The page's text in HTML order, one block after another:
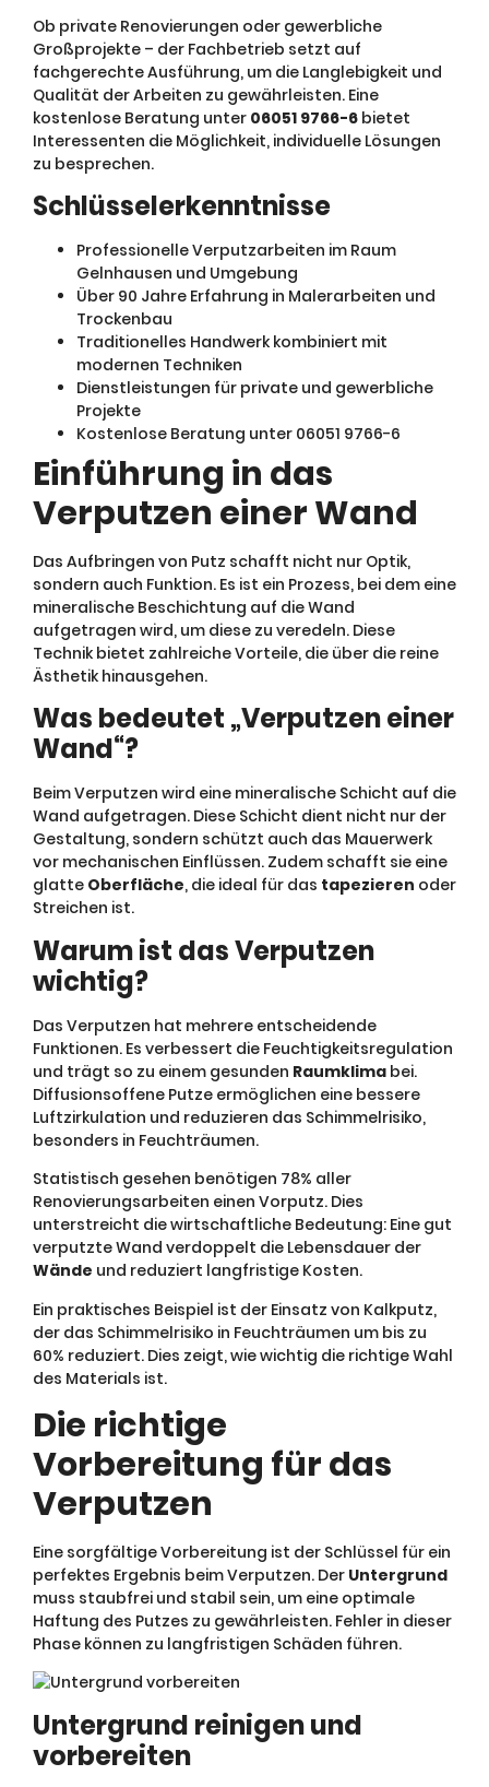
Ob private Renovierungen oder gewerbliche
Großprojekte – der Fachbetrieb setzt auf
fachgerechte Ausführung, um die Langlebigkeit und
Qualität der Arbeiten zu gewährleisten. Eine
kostenlose Beratung unter 06051 9766-6 bietet
Interessenten die Möglichkeit, individuelle Lösungen
zu besprechen.
Schlüsselerkenntnisse
Professionelle Verputzarbeiten im Raum
Gelnhausen und Umgebung
Über 90 Jahre Erfahrung in Malerarbeiten und
Trockenbau
Traditionelles Handwerk kombiniert mit
modernen Techniken
Dienstleistungen für private und gewerbliche
Projekte
Kostenlose Beratung unter 06051 9766-6
Einführung in das
Verputzen einer Wand
Das Aufbringen von Putz schafft nicht nur Optik,
sondern auch Funktion. Es ist ein Prozess, bei dem eine
mineralische Beschichtung auf die Wand
aufgetragen wird, um diese zu veredeln. Diese
Technik bietet zahlreiche Vorteile, die über die reine
Ästhetik hinausgehen.
Was bedeutet „Verputzen einer
Wand“?
Beim Verputzen wird eine mineralische Schicht auf die
Wand aufgetragen. Diese Schicht dient nicht nur der
Gestaltung, sondern schützt auch das Mauerwerk
vor mechanischen Einflüssen. Zudem schafft sie eine
glatte Oberfläche, die ideal für das tapezieren oder
Streichen ist.
Warum ist das Verputzen
wichtig?
Das Verputzen hat mehrere entscheidende
Funktionen. Es verbessert die Feuchtigkeitsregulation
und trägt so zu einem gesunden Raumklima bei.
Diffusionsoffene Putze ermöglichen eine bessere
Luftzirkulation und reduzieren das Schimmelrisiko,
besonders in Feuchträumen.
Statistisch gesehen benötigen 78% aller
Renovierungsarbeiten einen Vorputz. Dies
unterstreicht die wirtschaftliche Bedeutung: Eine gut
verputzte Wand verdoppelt die Lebensdauer der
Wände und reduziert langfristige Kosten.
Ein praktisches Beispiel ist der Einsatz von Kalkputz,
der das Schimmelrisiko in Feuchträumen um bis zu
60% reduziert. Dies zeigt, wie wichtig die richtige Wahl
des Materials ist.
Die richtige
Vorbereitung für das
Verputzen
Eine sorgfältige Vorbereitung ist der Schlüssel für ein
perfektes Ergebnis beim Verputzen. Der Untergrund
muss staubfrei und stabil sein, um eine optimale
Haftung des Putzes zu gewährleisten. Fehler in dieser
Phase können zu langfristigen Schäden führen.
Untergrund reinigen und
vorbereiten